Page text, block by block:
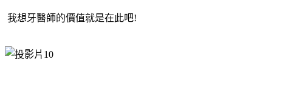
我想牙醫師的價值就是在此吧!